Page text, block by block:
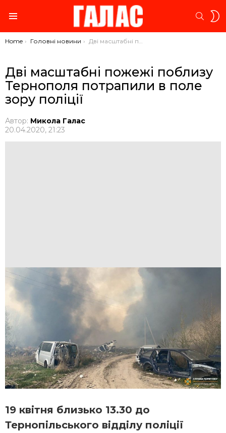
You are here:
Home Головні новини Дві масштабні пожежі поблизу Тернополя потрапили в поле зору поліції
Дві масштабні пожежі поблизу
Тернополя потрапили в поле
зору поліції
Автор: Микола Галас
20.04.2020, 21:23
19 квітня близько 13.30 до
Тернопільського відділу поліції